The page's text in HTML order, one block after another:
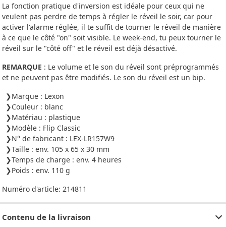
La fonction pratique d'inversion est idéale pour ceux qui ne
veulent pas perdre de temps à régler le réveil le soir, car pour
activer l'alarme réglée, il te suffit de tourner le réveil de manière
à ce que le côté "on" soit visible. Le week-end, tu peux tourner le
réveil sur le "côté off" et le réveil est déjà désactivé.
REMARQUE : Le volume et le son du réveil sont préprogrammés
et ne peuvent pas être modifiés. Le son du réveil est un bip.
Marque : Lexon
Couleur : blanc
Matériau : plastique
Modèle : Flip Classic
N° de fabricant : LEX-LR157W9
Taille : env. 105 x 65 x 30 mm
Temps de charge : env. 4 heures
Poids : env. 110 g
Numéro d'article: 214811
Contenu de la livraison